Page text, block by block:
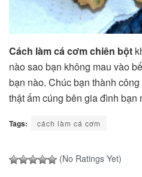
Cách làm cá cơm chiên bột
nào sao bạn không mau vào
bạn nào. Chúc bạn thành
thật ấm cúng bên gia đình bạn
Tags: cách làm cá cơm
(No Ratings Yet)